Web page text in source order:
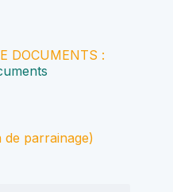
DOCUMENTS :
de parrainage)